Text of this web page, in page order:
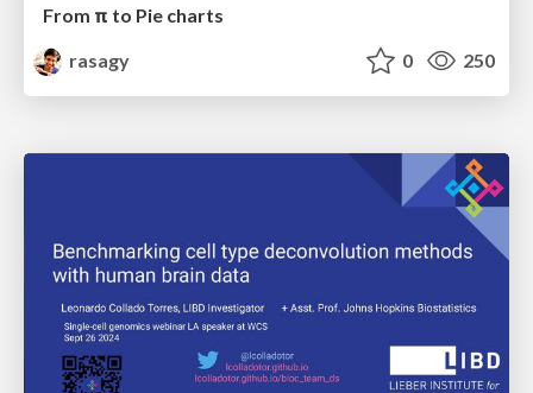
From π to Pie charts
rasagy
0 250